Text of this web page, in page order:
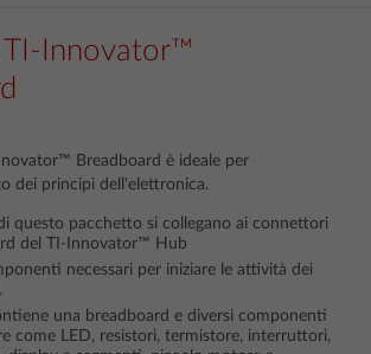
TI-Innovator™
Breadboard è ideale per
dei principi dell'elettronica.
questo pacchetto si collegano ai connettori
del TI-Innovator™ Hub
necessari per iniziare le attività dei
una breadboard e diversi componenti
come LED, resistori, termistore, interruttori,